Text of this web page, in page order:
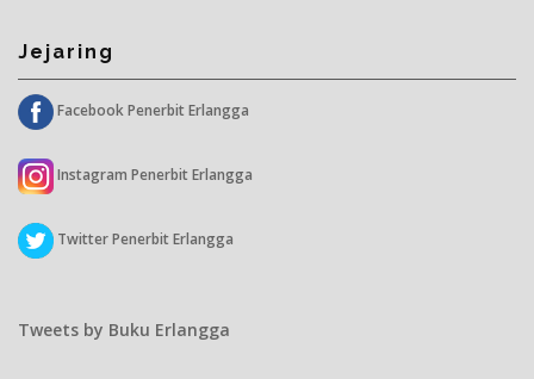
Jejaring
Facebook Penerbit Erlangga
Instagram Penerbit Erlangga
Twitter Penerbit Erlangga
Tweets by Buku Erlangga